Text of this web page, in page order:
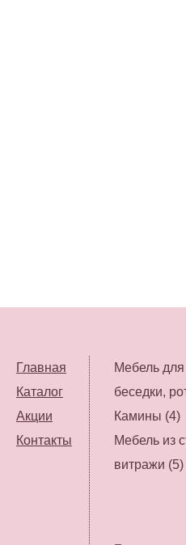
Главная
Каталог
Акции
Контакты
Мебель
беседки,
Камины (4)
Мебель из
витражи (5)